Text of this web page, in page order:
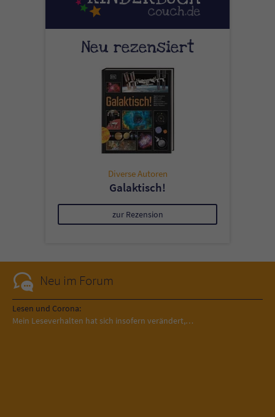
Neu rezensiert
Diverse Autoren
Galaktisch!
zur Rezension
Neu im Forum
Lesen und Corona:
Mein Leseverhalten hat sich insofern verändert,…